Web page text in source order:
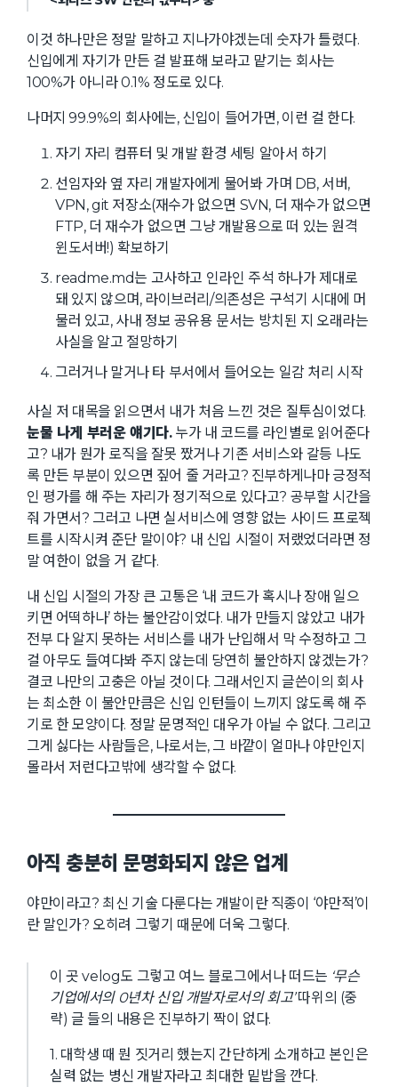
이것 하나만은 정말 말하고 지나가야겠는데 숫자가 틀렸다.
신입에게 자기가 만든 걸 발표해 보라고 맡기는 회사는
100%가 아니라 0.1% 정도로 있다.
나머지 99.9%의 회사에는, 신입이 들어가면, 이런 걸 한다.
자기 자리 컴퓨터 및 개발 환경 세팅 알아서 하기
선임자와 옆 자리 개발자에게 물어봐 가며 DB, 서버,
VPN, git 저장소(재수가 없으면 SVN, 더 재수가 없으면
FTP, 더 재수가 없으면 그냥 개발용으로 떠 있는 원격
윈도서버!) 확보하기
readme.md는 고사하고 인라인 주석 하나가 제대로
돼 있지 않으며, 라이브러리/의존성은 구석기 시대에 머
물러 있고, 사내 정보 공유용 문서는 방치된 지 오래라는
사실을 알고 절망하기
그러거나 말거나 타 부서에서 들어오는 일감 처리 시작
사실 저 대목을 읽으면서 내가 처음 느낀 것은 질투심이었다.
눈물 나게 부러운 얘기다.누가 내 코드를 라인별로 읽어준다
고? 내가 뭔가 로직을 잘못 짰거나 기존 서비스와 갈등 나도
록 만든 부분이 있으면 짚어 줄 거라고? 진부하게나마 긍정적
인 평가를 해 주는 자리가 정기적으로 있다고? 공부할 시간을
줘 가면서? 그러고 나면 실서비스에 영향 없는 사이드 프로젝
트를 시작시켜 준단 말이야? 내 신입 시절이 저랬었더라면 정
말 여한이 없을 거 같다.
내 신입 시절의 가장 큰 고통은 ‘내 코드가 혹시나 장애 일으
키면 어떡하나’ 하는 불안감이었다. 내가 만들지 않았고 내가
전부 다 알지 못하는 서비스를 내가 난입해서 막 수정하고 그
걸 아무도 들여다봐 주지 않는데 당연히 불안하지 않겠는가?
결코 나만의 고충은 아닐 것이다. 그래서인지 글쓴이의 회사
는 최소한 이 불안만큼은 신입 인턴들이 느끼지 않도록 해 주
기로 한 모양이다. 정말 문명적인 대우가 아닐 수 없다. 그리고
그게 싫다는 사람들은, 나로서는, 그 바깥이 얼마나 야만인지
몰라서 저런다고밖에 생각할 수 없다.
아직 충분히 문명화되지 않은 업계
야만이라고? 최신 기술 다룬다는 개발이란 직종이 ‘야만적’이
란 말인가? 오히려 그렇기 때문에 더욱 그렇다.
이 곳 velog도 그렇고 여느 블로그에서나 떠드는 ‘무슨
기업에서의 0년차 신입 개발자로서의 회고’따위의 (중
략) 글 들의 내용은 진부하기 짝이 없다.
1. 대학생 때 뭔 짓거리 했는지 간단하게 소개하고 본인은
실력 없는 병신 개발자라고 최대한 밑밥을 깐다.